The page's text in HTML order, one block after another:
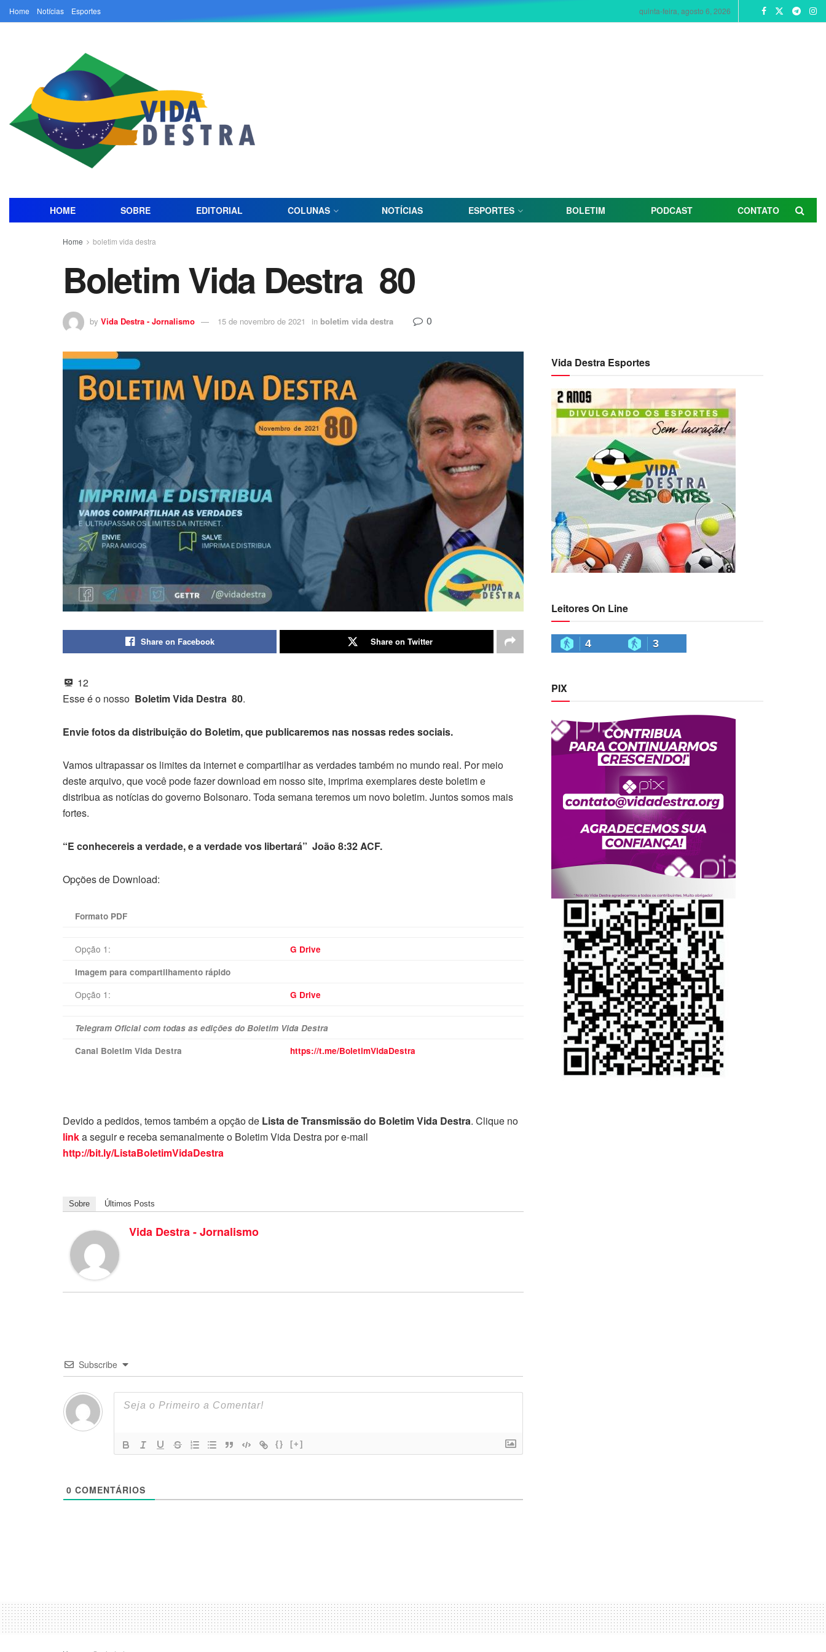
Home Notícias Esportes quinta-feira, agosto 6, 2026
HOME SOBRE EDITORIAL COLUNAS NOTÍCIAS ESPORTES BOLETIM PODCAST CONTATO
Home boletim vida destra
Boletim Vida Destra 80
by Vida Destra - Jornalismo 15 de novembro de 2021 in boletim vida destra 0
Share on Facebook Share on Twitter
12
Esse é o nosso Boletim Vida Destra 80.
Envie fotos da distribuição do Boletim, que publicaremos nas nossas redes sociais.
Vamos ultrapassar os limites da internet e compartilhar as verdades também no mundo real. Por meio
deste arquivo, que você pode fazer download em nosso site, imprima exemplares deste boletim e
distribua as notícias do governo Bolsonaro. Toda semana teremos um novo boletim. Juntos somos mais
fortes.
“E conhecereis a verdade, e a verdade vos libertará” João 8:32 ACF.
Opções de Download:
Formato PDF
Opção 1:
G Drive
Imagem para compartilhamento rápido
Opção 1: G Drive
Telegram Oficial com todas as edições do Boletim Vida Destra
Canal Boletim Vida Destra
https://t.me/BoletimVidaDestra
Devido a pedidos, temos também a opção de Lista de Transmissão do Boletim Vida Destra. Clique no
linka seguir e receba semanalmente o Boletim Vida Destra por e-mail
http://bit.ly/ListaBoletimVidaDestra
Sobre Últimos Posts
Vida Destra - Jornalismo
Subscribe
{} [+]
0 COMENTÁRIOS
Vida Destra Esportes
Leitores On Line
4 3
PIX